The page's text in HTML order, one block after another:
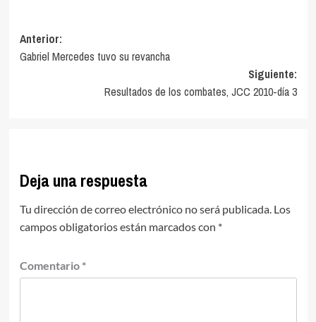
Navegación
de
Anterior:
Gabriel Mercedes tuvo su revancha
Siguiente:
Resultados de los combates, JCC 2010-día 3
Deja una respuesta
Tu dirección de correo electrónico no será publicada. Los
campos obligatorios están marcados con *
Comentario *